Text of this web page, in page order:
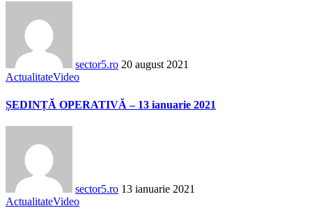
sector5.ro 20 august 2021
ActualitateVideo
ȘEDINȚĂ OPERATIVĂ – 13 ianuarie 2021
sector5.ro 13 ianuarie 2021
ActualitateVideo